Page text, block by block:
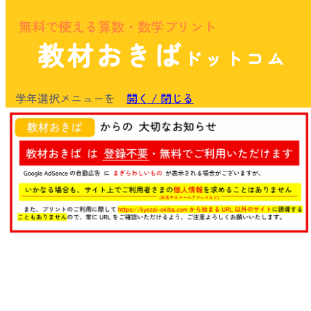
無料で使える算数・数学プリント
教材おきば ドットコム
学年選択メニューを 開く / 閉じる